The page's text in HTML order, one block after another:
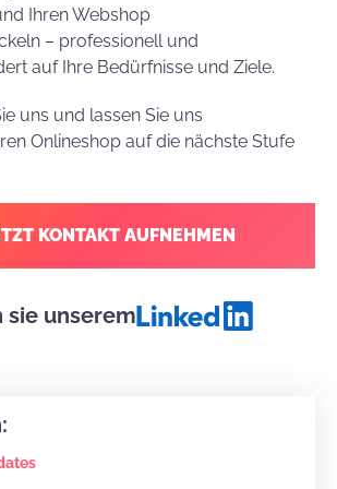
Ihren Webshop
– professionell und
auf Ihre Bedürfnisse und Ziele.
uns und lassen Sie uns
Onlineshop auf die nächste Stufe
KONTAKT AUFNEHMEN
sie unserem